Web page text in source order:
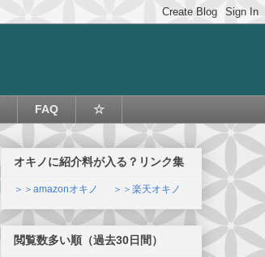
FAQ ☆
オキノに紹介料が入る？リンク集
＞＞amazonオキノ ＞＞楽天オキノ
閲覧数多い順（過去30日間）